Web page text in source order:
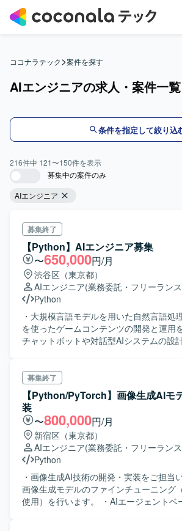
ココナラテック>案件を探す
AIエンジニアの求人・案件一覧
条件を指定して絞り込
216件中 121〜150件を表示
募集中の案件のみ
AIエンジニア
募集終了
【Python】AIエンジニア募集
〜650,000円/月
渋谷区（東京都）
AIエンジニア(業務委託・フリーラン
Python
・大規模言語モデルを用いた自然言語処
を使ったゲームコンテンツの開発と運用
チャットボットや対話型AIシステムの設
す。
募集終了
【Python/PyTorch】画像生成AIモ
装
〜800,000円/月
新宿区（東京都）
AIエンジニア(業務委託・フリーラン
Python
・画像生成AI技術の開発・実装をご担当
画像生成モデルのファインチューニング
使用）を行います。 ・AIエージェントベ